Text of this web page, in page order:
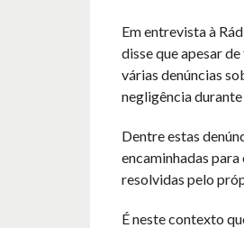
Em entrevista à
disse que apesar
várias denúncias
negligência durante
Dentre estas
encaminhadas
resolvidas pelo
É neste contexto